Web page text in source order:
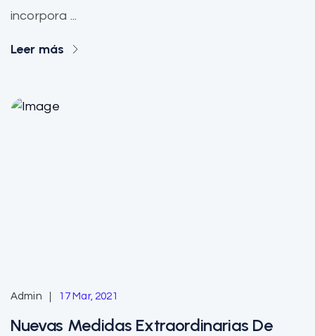
incorpora ...
Leer más
Admin 17 Mar, 2021
Nuevas Medidas Extraordinarias De